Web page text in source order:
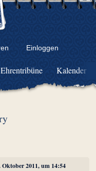
Einloggen
Ehrentribüne Kalender
Oktober 2011, um 14:54